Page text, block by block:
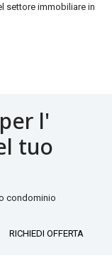
settore immobiliare in
l'
tuo
condominio
RICHIEDI OFFERTA